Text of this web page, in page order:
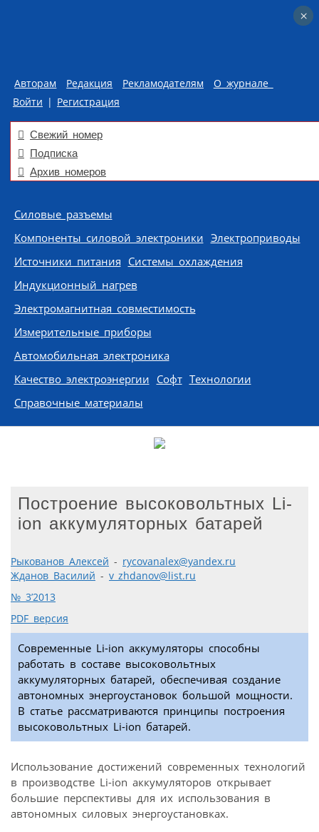
Авторам Редакция Рекламодателям
О журнале
Войти | Регистрация
Свежий номер
Подписка
Архив номеров
Skip to content
Силовые разъемы
Компоненты силовой электроники Электроприводы
Источники питания Системы охлаждения
Индукционный нагрев
Электромагнитная совместимость
Измерительные приборы
Автомобильная электроника
Качество электроэнергии Софт Технологии
Справочные материалы
Построение высоковольтных Li-
ion аккумуляторных батарей
Рыкованов Алексей - rycovanalex@yandex.ru
Жданов Василий - v_zhdanov@list.ru
№ 3’2013
PDF версия
Современные Li-ion аккумуляторы способны
работать в составе высоковольтных
аккумуляторных батарей, обеспечивая создание
автономных энергоустановок большой мощности.
В статье рассматриваются принципы построения
высоковольтных Li-ion батарей.
Использование достижений современных технологий
в производстве Li-ion аккумуляторов открывает
большие перспективы для их использования в
автономных силовых энергоустановках.
×
×